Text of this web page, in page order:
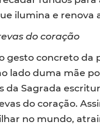
ilumina e renova
do coração
gesto concreto
lado duma mãe
da Sagrada
do coração.
no mundo,